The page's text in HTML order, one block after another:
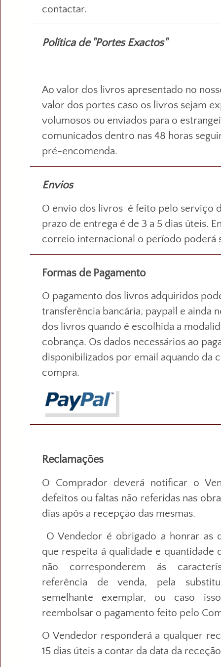
contactar.
Política de "Portes Exactos"
Ao valor dos livros apresentado no
valor dos portes caso os livros sejam
volumosos ou enviados para o
comunicados dentro nas 48 horas
pré-encomenda.
Envios
O envio dos livros é feito pelo serviço
prazo de entrega é de 3 a 5 dias úteis.
correio internacional o período poderá
Formas de Pagamento
O pagamento dos livros adquiridos
transferência bancária, paypall e ainda
dos livros quando é escolhida a
cobrança. Os dados necessários ao
disponibilizados por email aquando da
compra.
Reclamações
O Comprador deverá notificar o
defeitos ou faltas não referidas nas
dias após a recepção das mesmas.
O Vendedor é obrigado a honrar as
que respeita á qualidade e quantidade
não corresponderem ás
referência de venda, pela
semelhante exemplar, ou caso
reembolsar o pagamento feito pelo
O Vendedor responderá a qualquer
15 dias úteis a contar da data da